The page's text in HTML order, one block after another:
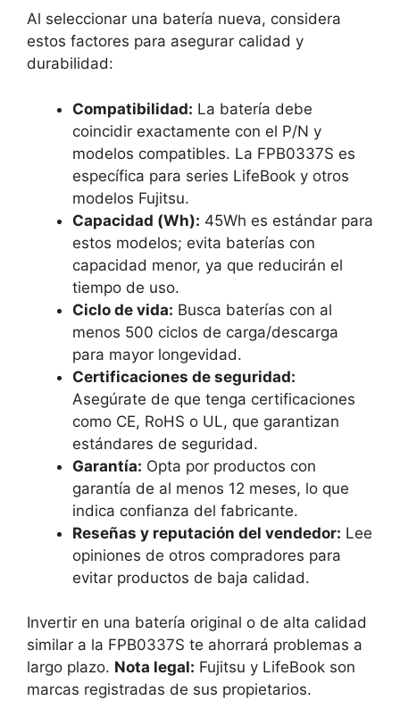
Al seleccionar una batería nueva, considera
estos factores para asegurar calidad y
durabilidad:
Compatibilidad: La batería debe
coincidir exactamente con el P/N y
modelos compatibles. La FPB0337S es
específica para series LifeBook y otros
modelos Fujitsu.
Capacidad (Wh): 45Wh es estándar para
estos modelos; evita baterías con
capacidad menor, ya que reducirán el
tiempo de uso.
Ciclo de vida: Busca baterías con al
menos 500 ciclos de carga/descarga
para mayor longevidad.
Certificaciones de seguridad:
Asegúrate de que tenga certificaciones
como CE, RoHS o UL, que garantizan
estándares de seguridad.
Garantía: Opta por productos con
garantía de al menos 12 meses, lo que
indica confianza del fabricante.
Reseñas y reputación del vendedor: Lee
opiniones de otros compradores para
evitar productos de baja calidad.
Invertir en una batería original o de alta calidad
similar a la FPB0337S te ahorrará problemas a
largo plazo. Nota legal: Fujitsu y LifeBook son
marcas registradas de sus propietarios.